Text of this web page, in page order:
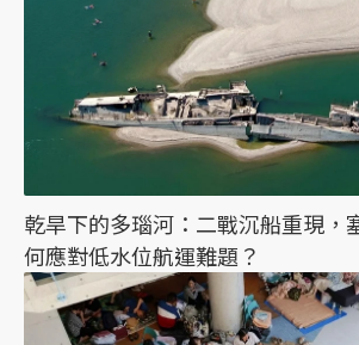
乾旱下的多瑙河：二戰沉船重現，
何應對低水位航運難題？